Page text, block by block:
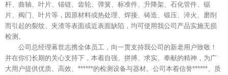
杆、曲轴、叶片、锚链、齿轮、弹簧、标准件、升降架、石化管件、锯
片、阀门、叶片等，因原材料或热处理、焊接、铸造、锻压、淬火、磨削
而引起的裂纹、夹渣等表面或近表面缺陷，均可使用我公司产品实施无损
检测。
公司总经理蒋世志携全体员工，向一贯支持我公司的新老用户致敬！
并在你们长期的关心支持下，本着自强、拼搏、求实、奉献的精神，为广
大用户提供优质、高效、******的检测设备与器材。公司本着信誉******、质